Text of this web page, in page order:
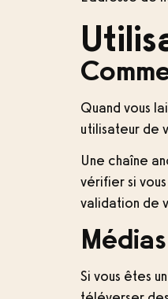
Quand vous
utilisateur de
Une chaîne
vérifier si
validation de
Médias
Si vous êtes